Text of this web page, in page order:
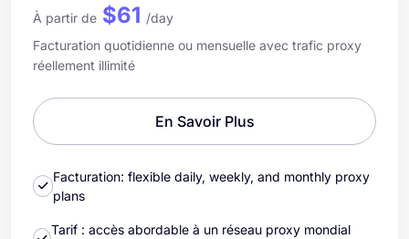
À partir de $61 /day
Facturation quotidienne ou mensuelle avec trafic proxy
réellement illimité
En Savoir Plus
Facturation: flexible daily, weekly, and monthly proxy
plans
Tarif : accès abordable à un réseau proxy mondial